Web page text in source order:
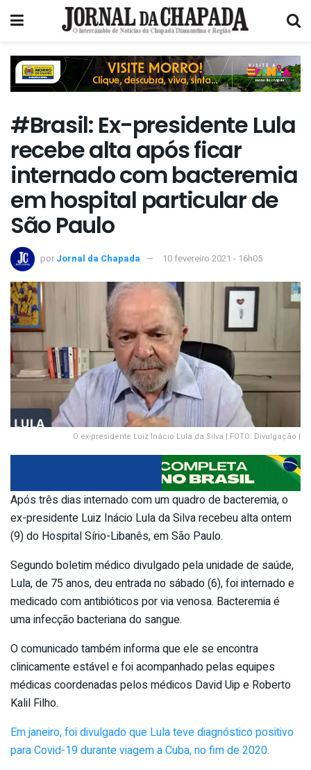
#Brasil: Ex-presidente Lula
recebe alta após ficar
internado com bacteremia
em hospital particular de
São Paulo
por Jornal da Chapada 10 fevereiro 2021 - 16h05
O ex-presidente Luiz Inácio Lula da Silva | FOTO: Divulgação |
Após três dias internado com um quadro de bacteremia, o
ex-presidente Luiz Inácio Lula da Silva recebeu alta ontem
(9) do Hospital Sírio-Libanês, em São Paulo.
Segundo boletim médico divulgado pela unidade de saúde,
Lula, de 75 anos, deu entrada no sábado (6), foi internado e
medicado com antibióticos por via venosa. Bacteremia é
uma infecção bacteriana do sangue. ​
O comunicado também informa que ele se encontra
clinicamente estável e foi acompanhado pelas equipes
médicas coordenadas pelos médicos David Uip e Roberto
Kalil Filho.
Em janeiro, foi divulgado que Lula teve diagnóstico positivo
para Covid-19 durante viagem a Cuba, no fim de 2020.